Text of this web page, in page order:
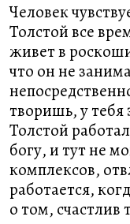
Человек
Толстой все
живет в
что он не
творишь, у тебя
Толстой
богу, и тут не
комплексов,
работается,
о том, счастлив